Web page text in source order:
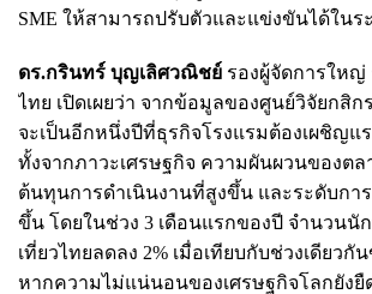
SME ให้สามารถปรับตัวและแข่งขันได้ในร
ดร.กรินทร์ บุญเลิศวณิชย์ รองผู้จัดการให
ไทย เปิดเผยว่า จากข้อมูลของศูนย์วิจัยกสิก
จะเป็นอีกหนึ่งปีที่ธุรกิจโรงแรมต้องเผชิญแ
ทั้งจากภาวะเศรษฐกิจ ความผันผวนของตล
ต้นทุนการดำเนินงานที่สูงขึ้น และระดับกา
ขึ้น โดยในช่วง 3 เดือนแรกของปี จำนวนนั
เที่ยวไทยลดลง 2% เมื่อเทียบกับช่วงเดียวกั
หากความไม่แน่นอนของเศรษฐกิจโลกยังยื